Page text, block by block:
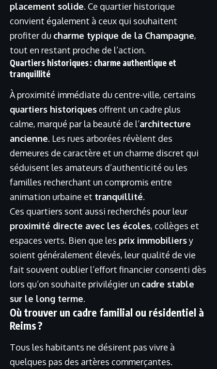
placement solide. Ce quartier historique
convient également à ceux qui souhaitent
profiter du charme typique de la Champagne,
tout en restant proche de l’action.
Quartiers historiques : charme authentique et
tranquillité
À proximité immédiate du centre-ville, certains
quartiers historiques offrent un cadre plus
calme, marqué par la beauté de l’architecture
ancienne. Les rues arborées révèlent des
demeures de caractère et un charme discret qui
séduisent les amateurs d’authenticité ou les
familles recherchant un compromis entre
animation urbaine et tranquillité.
Ces quartiers sont aussi recherchés pour leur
proximité directe avec les écoles, collèges et
espaces verts. Bien que les prix immobiliersy
soient généralement élevés, leur qualité de vie
fait souvent oublier l’effort financier consenti dès
lors qu’on souhaite privilégier un cadre stable
sur le long terme.
Où trouver un cadre familial ou résidentiel à
Reims ?
Tous les habitants ne désirent pas vivre à
quelques pas des artères commerçantes.